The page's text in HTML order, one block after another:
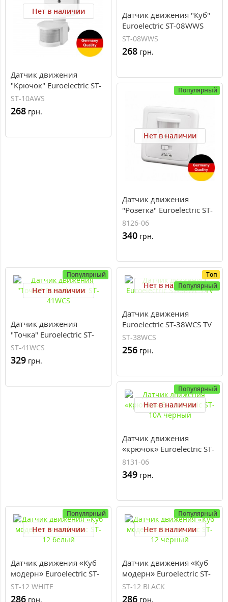
Нет в наличии
Датчик движения
"Крючок" Euroelectric ST-
10AWS
ST-10AWS
268 грн.
Датчик движения "Куб"
Euroelectric ST-08WWS
ST-08WWS
268 грн.
Популярный
Нет в наличии
Датчик движения
"Розетка" Euroelectric ST-
01BWS
8126-06
340 грн.
Популярный
Нет в наличии
Датчик движения
"Точка" Euroelectric ST-
41WCS
ST-41WCS
329 грн.
Топ
Популярный
Нет в наличии
Датчик движения
Euroelectric ST-38WCS TV
ST-38WCS
256 грн.
Популярный
Нет в наличии
Датчик движения
«крючок» Euroelectric ST-
10A черный
8131-06
349 грн.
Популярный
Нет в наличии
Датчик движения «Куб
модерн» Euroelectric ST-
12 белый
ST-12 WHITE
286 грн.
Популярный
Нет в наличии
Датчик движения «Куб
модерн» Euroelectric ST-
12 черный
ST-12 BLACK
286 грн.